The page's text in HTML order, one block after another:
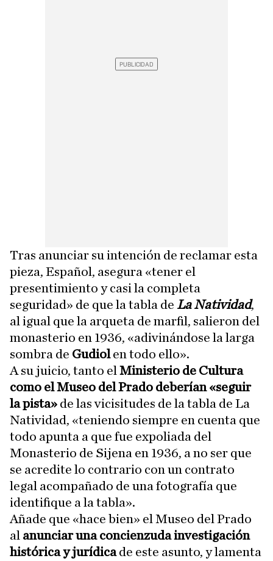
Tras anunciar su intención de reclamar esta
pieza, Español, asegura «tener el
presentimiento y casi la completa
seguridad» de que la tabla de La Natividad,
al igual que la arqueta de marfil, salieron del
monasterio en 1936, «adivinándose la larga
sombra de Gudiolen todo ello».
A su juicio, tanto el Ministerio de Cultura
como el Museo del Prado deberían «seguir
la pista» de las vicisitudes de la tabla de La
Natividad, «teniendo siempre en cuenta que
todo apunta a que fue expoliada del
Monasterio de Sijena en 1936, a no ser que
se acredite lo contrario con un contrato
legal acompañado de una fotografía que
identifique a la tabla».
Añade que «hace bien» el Museo del Prado
al anunciar una concienzuda investigación
histórica y jurídicade este asunto, y lamenta